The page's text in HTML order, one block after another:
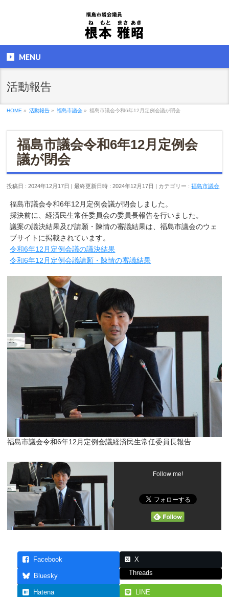
MENU
活動報告
HOME » 活動報告 » 福島市議会 » 福島市議会令和6年12月定例会議が閉会
福島市議会令和6年12月定例会
議が閉会
投稿日 : 2024年12月17日 最終更新日時 : 2024年12月17日 カテゴリー :福島市議会
福島市議会令和6年12月定例会議が閉会しました。
採決前に、経済民生常任委員会の委員長報告を行いました。
議案の議決結果及び請願・陳情の審議結果は、福島市議会のウェ
ブサイトに掲載されています。
令和6年12月定例会議の議決結果
令和6年12月定例会議請願・陳情の審議結果
福島市議会令和6年12月定例会議経済民生常任委員長報告
Follow me!
Facebook X
Bluesky Threads
Hatena LINE